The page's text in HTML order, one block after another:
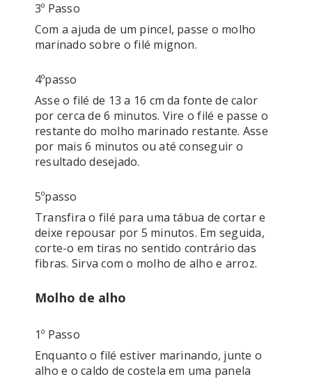
3º Passo
Com a ajuda de um pincel, passe o molho
marinado sobre o filé mignon.
4ºpasso
Asse o filé de 13 a 16 cm da fonte de calor
por cerca de 6 minutos. Vire o filé e passe o
restante do molho marinado restante. Asse
por mais 6 minutos ou até conseguir o
resultado desejado.
5ºpasso
Transfira o filé para uma tábua de cortar e
deixe repousar por 5 minutos. Em seguida,
corte-o em tiras no sentido contrário das
fibras. Sirva com o molho de alho e arroz.
Molho de alho
1º Passo
Enquanto o filé estiver marinando, junte o
alho e o caldo de costela em uma panela